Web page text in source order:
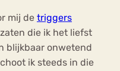
mij de triggers
die ik het liefst
blijkbaar onwetend
ik steeds in die